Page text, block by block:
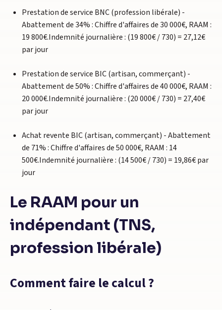
Prestation de service BNC (profession libérale) -
Abattement de 34% : Chiffre d'affaires de 30 000€, RAAM :
19 800€.Indemnité journalière : (19 800€ / 730) = 27,12€
par jour
Prestation de service BIC (artisan, commerçant) -
Abattement de 50% : Chiffre d'affaires de 40 000€, RAAM :
20 000€.Indemnité journalière : (20 000€ / 730) = 27,40€
par jour
Achat revente BIC (artisan, commerçant) - Abattement
de 71% : Chiffre d'affaires de 50 000€, RAAM : 14
500€.Indemnité journalière : (14 500€ / 730) = 19,86€ par
jour
Le RAAM pour un
indépendant (TNS,
profession libérale)
Comment faire le calcul ?